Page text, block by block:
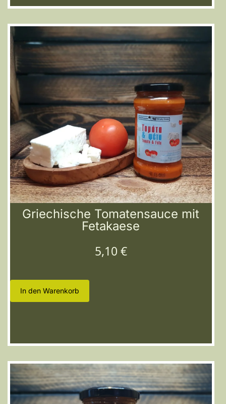
Griechische Tomatensauce mit
Fetakaese
5,10 €
In den Warenkorb